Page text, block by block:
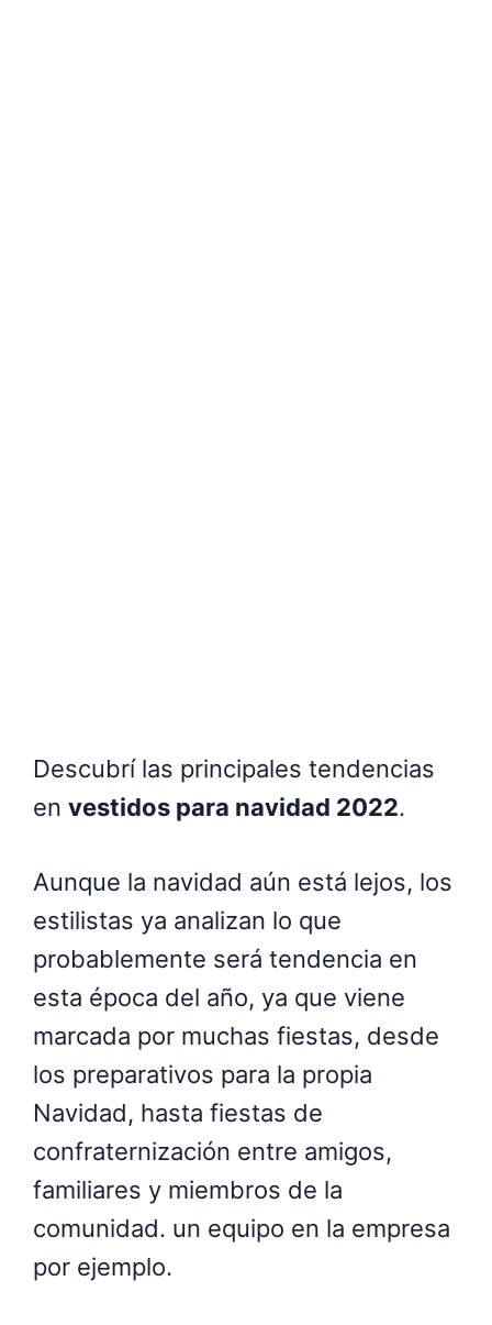
Descubrí las principales tendencias
en vestidos para navidad 2022.
Aunque la navidad aún está lejos, los
estilistas ya analizan lo que
probablemente será tendencia en
esta época del año, ya que viene
marcada por muchas fiestas, desde
los preparativos para la propia
Navidad, hasta fiestas de
confraternización entre amigos,
familiares y miembros de la
comunidad. un equipo en la empresa
por ejemplo.